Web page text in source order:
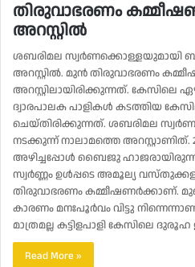
തിരുവാഭരണം
അറസ്റ്റിൽ
ശബരിമല സ്വർണക്കൊള്ളയുമായി
അറസ്റ്റിൽ. മുൻ തിരുവാഭരണം
അറസ്റ്റിലായിരിക്കുന്നത്.
ദ്വാരപാലക പാളികള്‍ കടത്തിയ
ചെയ്തിരിക്കുന്നത്. ശബരിമല
നടക്കുന്ന് നാലാമത്തെ അറസ്റ്റാണിത്.
അഴിച്ചപ്പോൾ ബൈജു
സ്വർണ്ണം ഉൾപ്പടെ അമൂല്യ
തിരുവാഭരണം കമ്മീഷണര്‍ക്കാണ്.
കാരണം മനഃപൂർവം വിട്ടു
മാത്രമല്ല കട്ടിളപാളി കേസിലെ
Read More »